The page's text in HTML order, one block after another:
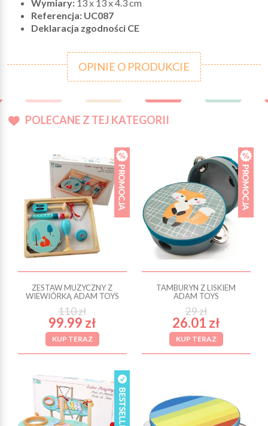
Wymiary: 13 x 13 x 4.3 cm
Referencja: UC087
Deklaracja zgodności CE
OPINIE O PRODUKCIE
POLECANE Z TEJ KATEGORII
ZESTAW MUZYCZNY Z
WIEWIÓRKĄ ADAM TOYS
110 zł
99.99 zł
KUP TERAZ
TAMBURYN Z LISKIEM
ADAM TOYS
29 zł
26.01 zł
KUP TERAZ